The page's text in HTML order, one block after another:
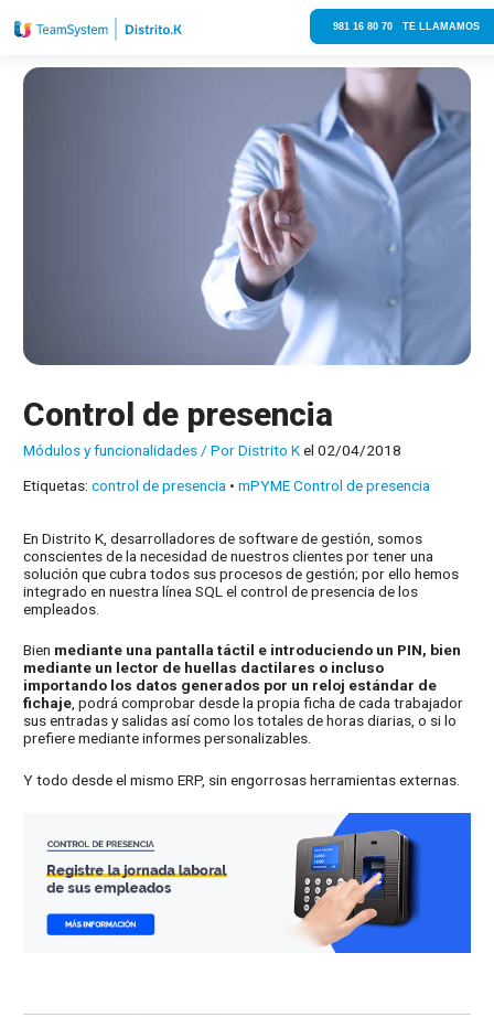
981 16 80 70 TE LLAMAMOS
Control de presencia
Módulos y funcionalidades / PorDistrito Kel 02/04/2018
Etiquetas:control de presencia •mPYME Control de presencia
En Distrito K, desarrolladores de software de gestión, somos
conscientes de la necesidad de nuestros clientes por tener una
solución que cubra todos sus procesos de gestión; por ello hemos
integrado en nuestra línea SQL el control de presencia de los
empleados.
Bien mediante una pantalla táctil e introduciendo un PIN, bien
mediante un lector de huellas dactilares o incluso
importando los datos generados por un reloj estándar de
fichaje, podrá comprobar desde la propia ficha de cada trabajador
sus entradas y salidas así como los totales de horas diarias, o si lo
prefiere mediante informes personalizables.
Y todo desde el mismo ERP, sin engorrosas herramientas externas.